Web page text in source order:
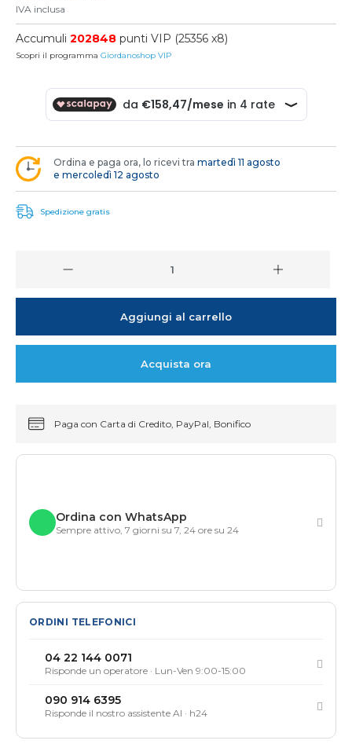
IVA inclusa
Accumuli 202848 punti VIP (25356 x8)
Scopri il programma Giordanoshop VIP
Ordina e paga ora, lo ricevi tra martedì 11 agosto
e mercoledì 12 agosto
Spedizione gratis
Aggiungi al carrello
Acquista ora
Paga con Carta di Credito, PayPal, Bonifico
Ordina con WhatsApp
Sempre attivo, 7 giorni su 7, 24 ore su 24
ORDINI TELEFONICI
04 22 144 0071
Risponde un operatore · Lun-Ven 9:00-15:00
090 914 6395
Risponde il nostro assistente AI · h24